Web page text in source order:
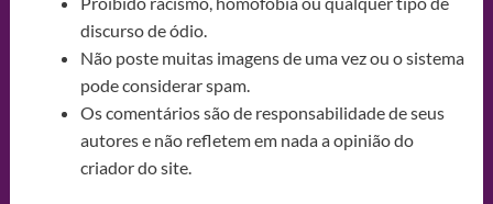
discurso de ódio.
Não poste muitas imagens de uma vez ou o sistema
pode considerar spam.
Os comentários são de responsabilidade de seus
autores e não refletem em nada a opinião do
criador do site.